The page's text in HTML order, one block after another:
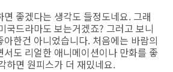
좋겠다는 생각도 들정도네요. 그래
국드라마도 보는거겠죠? 그러고 보니
한건 아니었습니다. 처음에는 바람의
도 리얼한 애니메이션이나 만화를 좋
하면 원피스가 더 재밌네요.